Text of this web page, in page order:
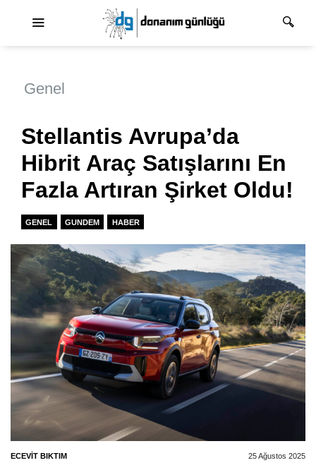
Genel
Stellantis Avrupa’da
Hibrit Araç Satışlarını En
Fazla Artıran Şirket Oldu!
GENEL GUNDEM HABER
ECEVIT BIKTIM 25 Ağustos 2025